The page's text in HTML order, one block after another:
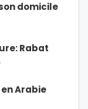
domicile
Rabat
Arabie